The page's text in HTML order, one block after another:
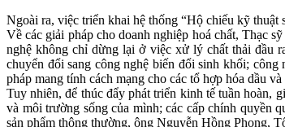
Ngoài ra, việc triển khai hệ thống “Hộ chiếu kỹ thuật
Về các giải pháp cho doanh nghiệp hoá chất, Thạc
nghệ không chỉ dừng lại ở việc xử lý chất thải đầu
chuyển đổi sang công nghệ biến đổi sinh khối;
pháp mang tính cách mạng cho các tổ hợp hóa dầu
Tuy nhiên, để thúc đẩy phát triển kinh tế tuần hoàn,
và môi trường sống của mình; các cấp chính quyền
sản phẩm thông thường, ông Nguyễn Hồng Phong,